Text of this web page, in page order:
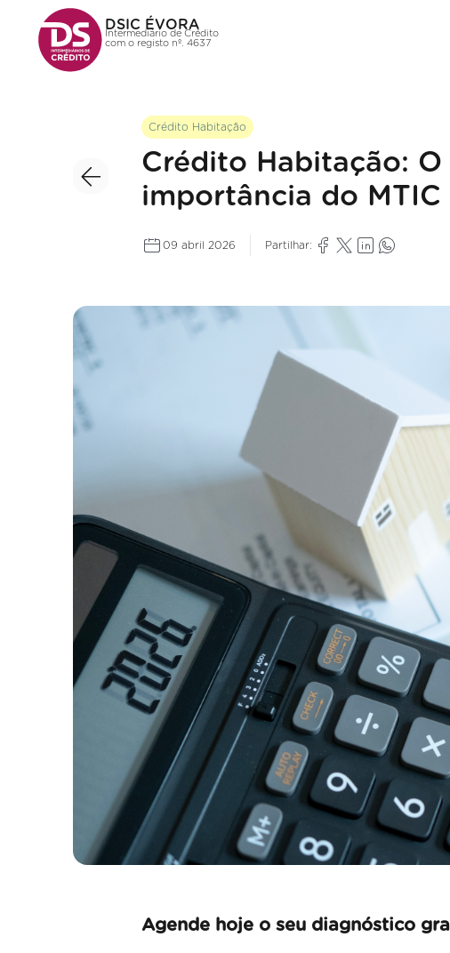
DSIC ÉVORA
Intermediário de Crédito
com o registo nº. 4637
Crédito Habitação
Crédito Habitação:
importância do MTIC
09 abril 2026 Partilhar:
Agende hoje o seu diagnóstico